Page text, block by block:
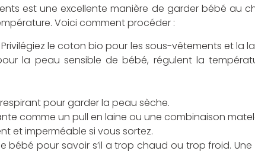
est une excellente manière de garder bébé au
Voici comment procéder :
Privilégiez le coton bio pour les sous-vêtements et la
la peau sensible de bébé, régulent la
pour garder la peau sèche.
comme un pull en laine ou une combinaison
et imperméable si vous sortez.
bébé pour savoir s’il a trop chaud ou trop froid.